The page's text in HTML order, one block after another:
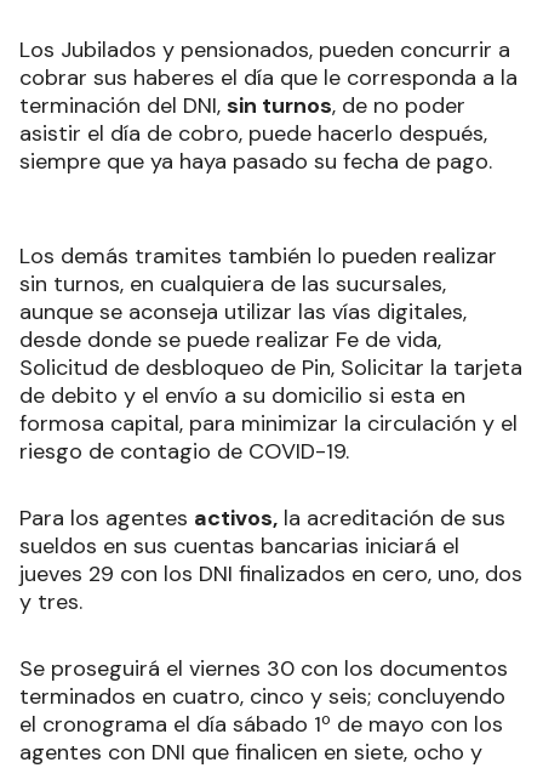
Los Jubilados y pensionados, pueden concurrir a
cobrar sus haberes el día que le corresponda a la
terminación del DNI, sin turnos, de no poder
asistir el día de cobro, puede hacerlo después,
siempre que ya haya pasado su fecha de pago.
Los demás tramites también lo pueden realizar
sin turnos, en cualquiera de las sucursales,
aunque se aconseja utilizar las vías digitales,
desde donde se puede realizar Fe de vida,
Solicitud de desbloqueo de Pin, Solicitar la tarjeta
de debito y el envío a su domicilio si esta en
formosa capital, para minimizar la circulación y el
riesgo de contagio de COVID-19.
Para los agentes activos, la acreditación de sus
sueldos en sus cuentas bancarias iniciará el
jueves 29 con los DNI finalizados en cero, uno, dos
y tres.
Se proseguirá el viernes 30 con los documentos
terminados en cuatro, cinco y seis; concluyendo
el cronograma el día sábado 1º de mayo con los
agentes con DNI que finalicen en siete, ocho y